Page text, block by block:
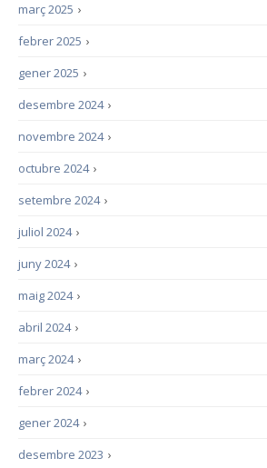
›
març 2025
›
febrer 2025
›
gener 2025
›
desembre 2024
›
novembre 2024
›
octubre 2024
›
setembre 2024
›
juliol 2024
›
juny 2024
›
maig 2024
›
abril 2024
›
març 2024
›
febrer 2024
›
gener 2024
›
desembre 2023